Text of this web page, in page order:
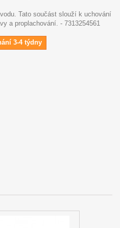
Tato součást slouží k uchování
a proplachování. - 7313254561
3-4 týdny